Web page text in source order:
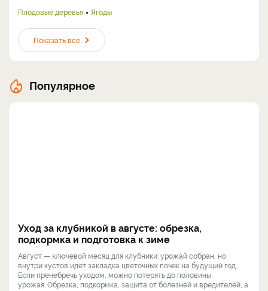
Плодовые деревья
Ягоды
Показать все
Популярное
Уход за клубникой в августе: обрезка,
подкормка и подготовка к зиме
Август — ключевой месяц для клубники: урожай собран, но
внутри кустов идёт закладка цветочных почек на будущий год.
Если пренебречь уходом, можно потерять до половины
урожая. Обрезка, подкормка, защита от болезней и вредителей, а